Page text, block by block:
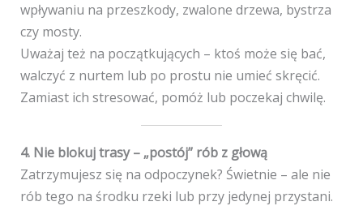
wpływaniu na przeszkody, zwalone drzewa, bystrza
czy mosty.
Uważaj też na początkujących – ktoś może się bać,
walczyć z nurtem lub po prostu nie umieć skręcić.
Zamiast ich stresować, pomóż lub poczekaj chwilę.
4. Nie blokuj trasy – „postój” rób z głową
Zatrzymujesz się na odpoczynek? Świetnie – ale nie
rób tego na środku rzeki lub przy jedynej przystani.